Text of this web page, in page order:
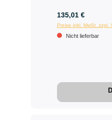
135,01 €
Preise inkl. MwSt. zzgl.
Nicht lieferbar